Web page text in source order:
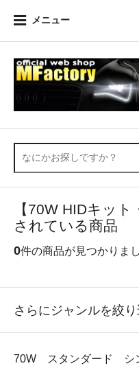
メニュー
【70W HIDキッ
されている商品
0件の商品が見つかりま
さらにジャンルを絞
70W スタンダード シ